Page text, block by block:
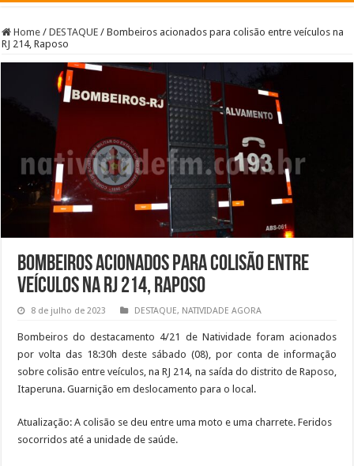
Home / DESTAQUE / Bombeiros acionados para colisão entre veículos na
RJ 214, Raposo
Bombeiros acionados para colisão entre
veículos na RJ 214, Raposo
8 de julho de 2023 DESTAQUE, NATIVIDADE AGORA
Bombeiros do destacamento 4/21 de Natividade foram acionados
por volta das 18:30h deste sábado (08), por conta de informação
sobre colisão entre veículos, na RJ 214, na saída do distrito de Raposo,
Itaperuna. Guarnição em deslocamento para o local.
Atualização: A colisão se deu entre uma moto e uma charrete. Feridos
socorridos até a unidade de saúde.